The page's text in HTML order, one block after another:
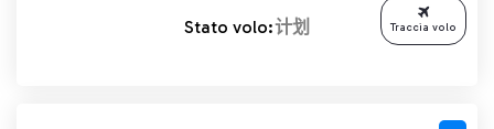
Stato volo:计划 Traccia volo